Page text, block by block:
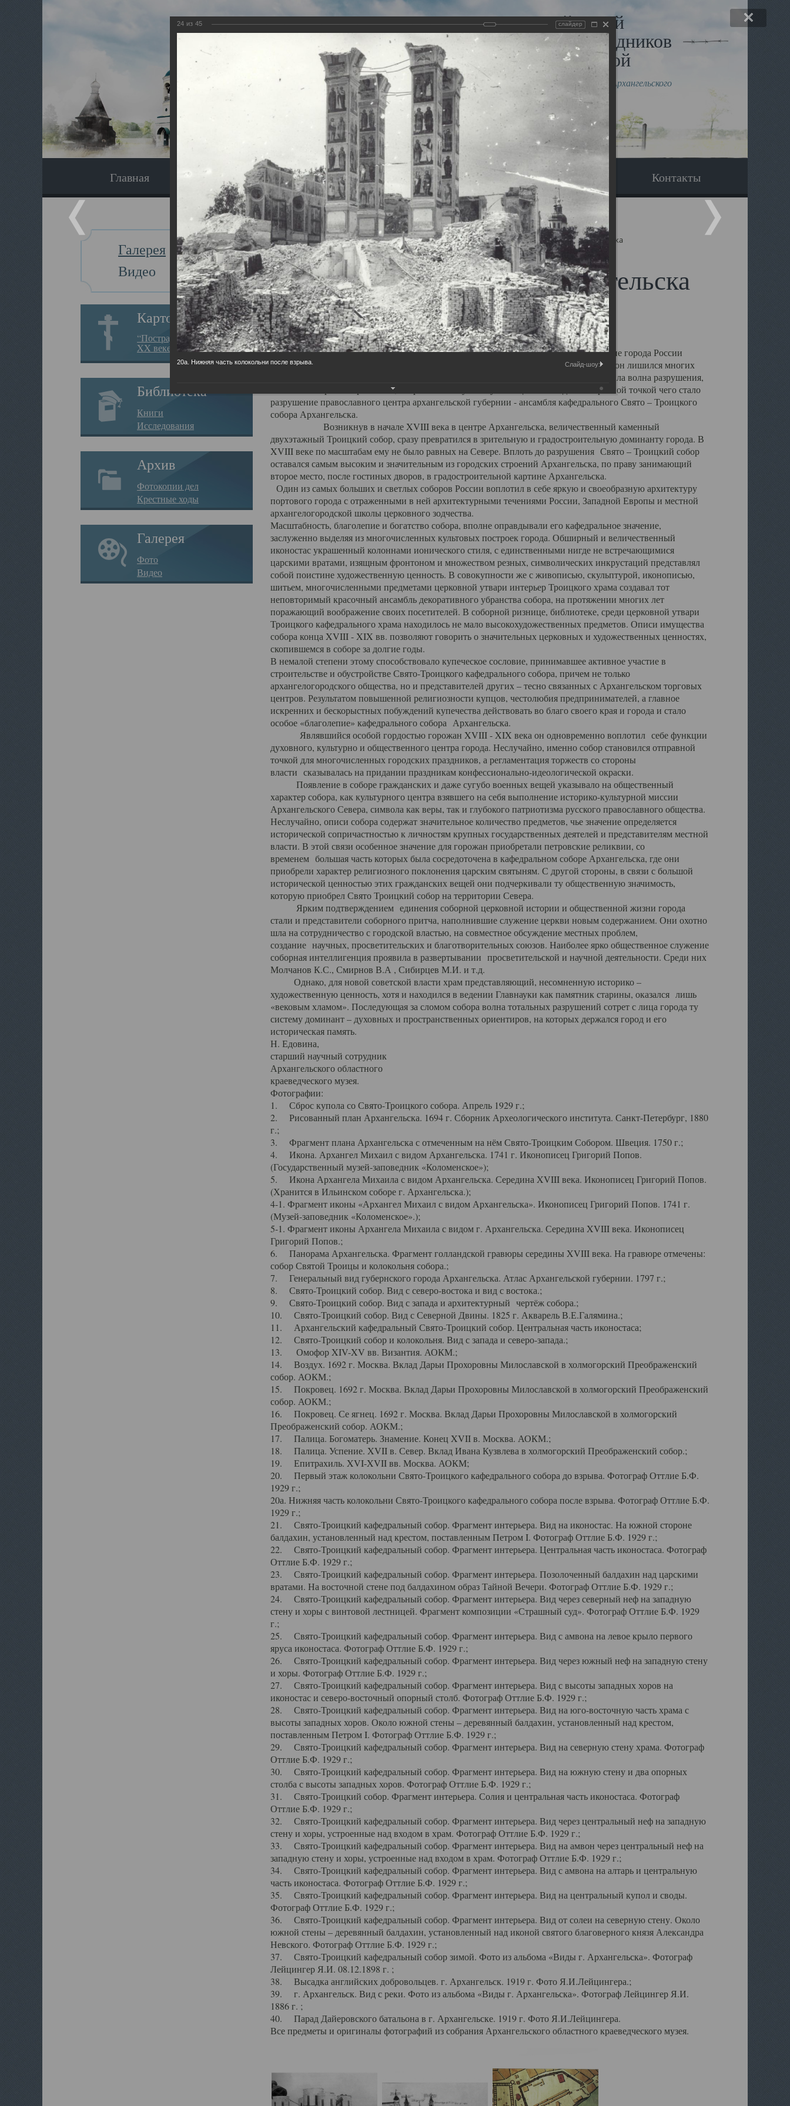
Виртуальный музей
Новомучеников и исповедников
Земли Архангельской
Сайт создан по благословлению митрополита Архангельского
и Холмогорского Даниила
Главная Экскурсия Наследники Галерея Вопрос-ответ Контакты
Галерея
Видео
Картотека
“Пострадавшие за веру в
XX веке на Севере”
Библиотека
Книги
Исследования
Архив
Фотокопии дел
Крестные ходы
Галерея
Фото
Видео
Главная Галерея Храмы-мученики Архангельска Свято-Троицкий собор Архангельска
Свято-Троицкий собор Архангельска
Свято-Троицкий собор Архангельска
23.12.2015
Сегодня мы можем говорить, что Архангельск в большей мере, чем другие губернские города России
пострадал от целенаправленных систематических разрушений, в результате которых он лишился многих
выдающихся памятников архитектуры. Больше всего по старому Архангельску ударила волна разрушения,
вызванная борьбой с религией, набравшая особую силу в конце 20 –х годов. Отправной точкой чего стало
разрушение православного центра архангельской губернии - ансамбля кафедрального Свято – Троицкого
собора Архангельска.
Возникнув в начале XVIII века в центре Архангельска, величественный каменный
двухэтажный Троицкий собор, сразу превратился в зрительную и градостроительную доминанту города. В
XVIII веке по масштабам ему не было равных на Севере. Вплоть до разрушения Свято – Троицкий собор
оставался самым высоким и значительным из городских строений Архангельска, по праву занимающий
второе место, после гостиных дворов, в градостроительной картине Архангельска.
Один из самых больших и светлых соборов России воплотил в себе яркую и своеобразную архитектуру
портового города с отраженными в ней архитектурными течениями России, Западной Европы и местной
архангелогородской школы церковного зодчества.
Масштабность, благолепие и богатство собора, вполне оправдывали его кафедральное значение,
заслуженно выделяя из многочисленных культовых построек города. Обширный и величественный
иконостас украшенный колоннами ионического стиля, с единственными нигде не встречающимися
царскими вратами, изящным фронтоном и множеством резных, символических инкрустаций представлял
собой поистине художественную ценность. В совокупности же с живописью, скульптурой, иконописью,
шитьем, многочисленными предметами церковной утвари интерьер Троицкого храма создавал тот
неповторимый красочный ансамбль декоративного убранства собора, на протяжении многих лет
поражающий воображение своих посетителей. В соборной ризнице, библиотеке, среди церковной утвари
Троицкого кафедрального храма находилось не мало высокохудожественных предметов. Описи имущества
собора конца XVIII - XIX вв. позволяют говорить о значительных церковных и художественных ценностях,
скопившемся в соборе за долгие годы.
В немалой степени этому способствовало купеческое сословие, принимавшее активное участие в
строительстве и обустройстве Свято-Троицкого кафедрального собора, причем не только
архангелогородского общества, но и представителей других – тесно связанных с Архангельском торговых
центров. Результатом повышенной религиозности купцов, честолюбия предпринимателей, а главное
искренних и бескорыстных побуждений купечества действовать во благо своего края и города и стало
особое «благолепие» кафедрального собора Архангельска.
Являвшийся особой гордостью горожан XVIII - XIX века он одновременно воплотил себе функции
духовного, культурно и общественного центра города. Неслучайно, именно собор становился отправной
точкой для многочисленных городских праздников, а регламентация торжеств со стороны
власти сказывалась на придании праздникам конфессионально-идеологической окраски.
Появление в соборе гражданских и даже сугубо военных вещей указывало на общественный
характер собора, как культурного центра взявшего на себя выполнение историко-культурной миссии
Архангельского Севера, символа как веры, так и глубокого патриотизма русского православного общества.
Неслучайно, описи собора содержат значительное количество предметов, чье значение определяется
исторической сопричастностью к личностям крупных государственных деятелей и представителям местной
власти. В этой связи особенное значение для горожан приобретали петровские реликвии, со
временем большая часть которых была сосредоточена в кафедральном соборе Архангельска, где они
приобрели характер религиозного поклонения царским святыням. С другой стороны, в связи с большой
исторической ценностью этих гражданских вещей они подчеркивали ту общественную значимость,
которую приобрел Свято Троицкий собор на территории Севера.
Ярким подтверждением единения соборной церковной истории и общественной жизни города
стали и представители соборного притча, наполнившие служение церкви новым содержанием. Они охотно
шла на сотрудничество с городской властью, на совместное обсуждение местных проблем,
создание научных, просветительских и благотворительных союзов. Наиболее ярко общественное служение
соборная интеллигенция проявила в развертывании просветительской и научной деятельности. Среди них
Молчанов К.С., Смирнов В.А , Сибирцев М.И. и т.д.
Однако, для новой советской власти храм представляющий, несомненную историко –
художественную ценность, хотя и находился в ведении Главнауки как памятник старины, оказался лишь
«вековым хламом». Последующая за сломом собора волна тотальных разрушений сотрет с лица города ту
систему доминант – духовных и пространственных ориентиров, на которых держался город и его
историческая память.
Н. Едовина,
старший научный сотрудник
Архангельского областного
краеведческого музея.
Фотографии:
1. Сброс купола со Свято-Троицкого собора. Апрель 1929 г.;
2. Рисованный план Архангельска. 1694 г. Сборник Археологического института. Санкт-Петербург, 1880
г.;
3. Фрагмент плана Архангельска с отмеченным на нём Свято-Троицким Собором. Швеция. 1750 г.;
4. Икона. Архангел Михаил с видом Архангельска. 1741 г. Иконописец Григорий Попов.
(Государственный музей-заповедник «Коломенское»);
5. Икона Архангела Михаила с видом Архангельска. Середина XVIII века. Иконописец Григорий Попов.
(Хранится в Ильинском соборе г. Архангельска.);
4-1. Фрагмент иконы «Архангел Михаил с видом Архангельска». Иконописец Григорий Попов. 1741 г.
(Музей-заповедник «Коломенское».);
5-1. Фрагмент иконы Архангела Михаила с видом г. Архангельска. Середина XVIII века. Иконописец
Григорий Попов.;
6. Панорама Архангельска. Фрагмент голландской гравюры середины XVIII века. На гравюре отмечены:
собор Святой Троицы и колокольня собора.;
7. Генеральный вид губернского города Архангельска. Атлас Архангельской губернии. 1797 г.;
8. Свято-Троицкий собор. Вид с северо-востока и вид с востока.;
9. Свято-Троицкий собор. Вид с запада и архитектурный чертёж собора.;
10. Свято-Троицкий собор. Вид с Северной Двины. 1825 г. Акварель В.Е.Галямина.;
11. Архангельский кафедральный Свято-Троицкий собор. Центральная часть иконостаса;
12. Свято-Троицкий собор и колокольня. Вид с запада и северо-запада.;
13. Омофор XIV-XV вв. Византия. АОКМ.;
14. Воздух. 1692 г. Москва. Вклад Дарьи Прохоровны Милославской в холмогорский Преображенский
собор. АОКМ.;
15. Покровец. 1692 г. Москва. Вклад Дарьи Прохоровны Милославской в холмогорский Преображенский
собор. АОКМ.;
16. Покровец. Се ягнец. 1692 г. Москва. Вклад Дарьи Прохоровны Милославской в холмогорский
Преображенский собор. АОКМ.;
17. Палица. Богоматерь. Знамение. Конец XVII в. Москва. АОКМ.;
18. Палица. Успение. XVII в. Север. Вклад Ивана Кузвлева в холмогорский Преображенский собор.;
19. Епитрахиль. XVI-XVII вв. Москва. АОКМ;
20. Первый этаж колокольни Свято-Троицкого кафедрального собора до взрыва. Фотограф Оттлие Б.Ф.
1929 г.;
20а. Нижняя часть колокольни Свято-Троицкого кафедрального собора после взрыва. Фотограф Оттлие Б.Ф.
1929 г.;
21. Свято-Троицкий кафедральный собор. Фрагмент интерьера. Вид на иконостас. На южной стороне
балдахин, установленный над крестом, поставленным Петром I. Фотограф Оттлие Б.Ф. 1929 г.;
22. Свято-Троицкий кафедральный собор. Фрагмент интерьера. Центральная часть иконостаса. Фотограф
Оттлие Б.Ф. 1929 г.;
23. Свято-Троицкий кафедральный собор. Фрагмент интерьера. Позолоченный балдахин над царскими
вратами. На восточной стене под балдахином образ Тайной Вечери. Фотограф Оттлие Б.Ф. 1929 г.;
24. Свято-Троицкий кафедральный собор. Фрагмент интерьера. Вид через северный неф на западную
стену и хоры с винтовой лестницей. Фрагмент композиции «Страшный суд». Фотограф Оттлие Б.Ф. 1929
г.;
25. Свято-Троицкий кафедральный собор. Фрагмент интерьера. Вид с амвона на левое крыло первого
яруса иконостаса. Фотограф Оттлие Б.Ф. 1929 г.;
26. Свято-Троицкий кафедральный собор. Фрагмент интерьера. Вид через южный неф на западную стену
и хоры. Фотограф Оттлие Б.Ф. 1929 г.;
27. Свято-Троицкий кафедральный собор. Фрагмент интерьера. Вид с высоты западных хоров на
иконостас и северо-восточный опорный столб. Фотограф Оттлие Б.Ф. 1929 г.;
28. Свято-Троицкий кафедральный собор. Фрагмент интерьера. Вид на юго-восточную часть храма с
высоты западных хоров. Около южной стены – деревянный балдахин, установленный над крестом,
поставленным Петром I. Фотограф Оттлие Б.Ф. 1929 г.;
29. Свято-Троицкий кафедральный собор. Фрагмент интерьера. Вид на северную стену храма. Фотограф
Оттлие Б.Ф. 1929 г.;
30. Свято-Троицкий кафедральный собор. Фрагмент интерьера. Вид на южную стену и два опорных
столба с высоты западных хоров. Фотограф Оттлие Б.Ф. 1929 г.;
31. Свято-Троицкий собор. Фрагмент интерьера. Солия и центральная часть иконостаса. Фотограф
Оттлие Б.Ф. 1929 г.;
32. Свято-Троицкий кафедральный собор. Фрагмент интерьера. Вид через центральный неф на западную
стену и хоры, устроенные над входом в храм. Фотограф Оттлие Б.Ф. 1929 г.;
33. Свято-Троицкий кафедральный собор. Фрагмент интерьера. Вид на амвон через центральный неф на
западную стену и хоры, устроенные над входом в храм. Фотограф Оттлие Б.Ф. 1929 г.;
34. Свято-Троицкий кафедральный собор. Фрагмент интерьера. Вид с амвона на алтарь и центральную
часть иконостаса. Фотограф Оттлие Б.Ф. 1929 г.;
35. Свято-Троицкий кафедральный собор. Фрагмент интерьера. Вид на центральный купол и своды.
Фотограф Оттлие Б.Ф. 1929 г.;
36. Свято-Троицкий кафедральный собор. Фрагмент интерьера. Вид от солеи на северную стену. Около
южной стены – деревянный балдахин, установленный над иконой святого благоверного князя Александра
Невского. Фотограф Оттлие Б.Ф. 1929 г.;
37. Свято-Троицкий кафедральный собор зимой. Фото из альбома «Виды г. Архангельска». Фотограф
Лейцингер Я.И. 08.12.1898 г. ;
38. Высадка английских добровольцев. г. Архангельск. 1919 г. Фото Я.И.Лейцингера.;
39. г. Архангельск. Вид с реки. Фото из альбома «Виды г. Архангельска». Фотограф Лейцингер Я.И.
1886 г. ;
40. Парад Дайеровского батальона в г. Архангельске. 1919 г. Фото Я.И.Лейцингера.
Все предметы и оригиналы фотографий из собрания Архангельского областного краеведческого музея.
24 из 45 слайдер
20а. Нижняя часть колокольни после взрыва. Слайд-шоу: